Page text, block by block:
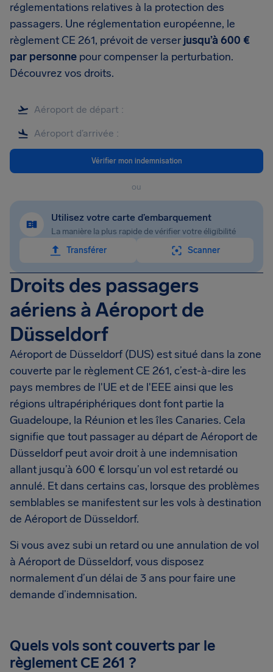
réglementations relatives à la protection des
passagers. Une réglementation européenne, le
règlement CE 261, prévoit de verser jusqu’à 600 €
par personne pour compenser la perturbation.
Découvrez vos droits.
Vérifier mon indemnisation
ou
Utilisez votre carte d’embarquement
La manière la plus rapide de vérifier votre éligibilité
Transférer
Scanner
Droits des passagers
aériens à Aéroport de
Düsseldorf
Aéroport de Düsseldorf (DUS) est situé dans la zone
couverte par le règlement CE 261, c’est-à-dire les
pays membres de l'UE et de l'EEE ainsi que les
régions ultrapériphériques dont font partie la
Guadeloupe, la Réunion et les îles Canaries. Cela
signifie que tout passager au départ de Aéroport de
Düsseldorf peut avoir droit à une indemnisation
allant jusqu’à 600 € lorsqu’un vol est retardé ou
annulé. Et dans certains cas, lorsque des problèmes
semblables se manifestent sur les vols à destination
de Aéroport de Düsseldorf.
Si vous avez subi un retard ou une annulation de vol
à Aéroport de Düsseldorf, vous disposez
normalement d’un délai de 3 ans pour faire une
demande d’indemnisation.
Quels vols sont couverts par le
règlement CE 261 ?